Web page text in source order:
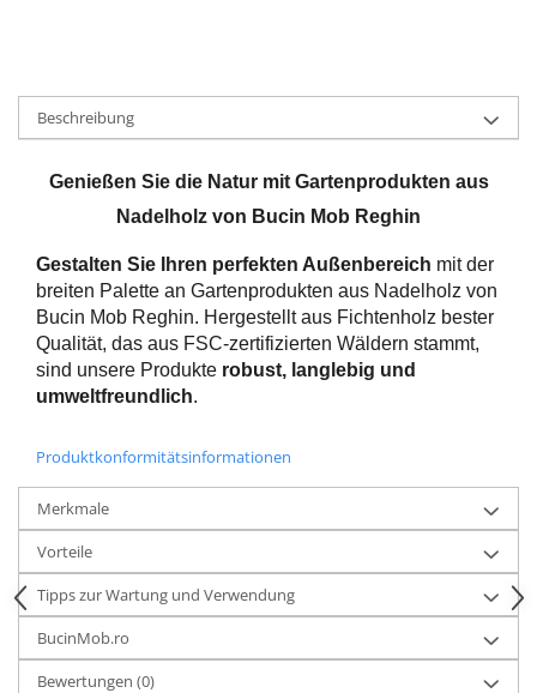
Beschreibung
Genießen Sie die Natur mit Gartenprodukten aus
Nadelholz von Bucin Mob Reghin
Gestalten Sie Ihren perfekten Außenbereich mit der
breiten Palette an Gartenprodukten aus Nadelholz von
Bucin Mob Reghin. Hergestellt aus Fichtenholz bester
Qualität, das aus FSC-zertifizierten Wäldern stammt,
sind unsere Produkte robust, langlebig und
umweltfreundlich.
Produktkonformitätsinformationen
Merkmale
Vorteile
Tipps zur Wartung und Verwendung
BucinMob.ro
Bewertungen (0)